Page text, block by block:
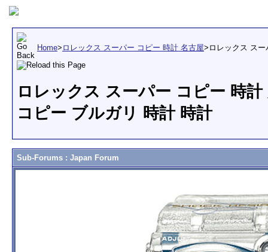
Home> ロレックス スーパー コピー 時計 名古屋> ロレックス ス
ロレックス スーパー コピー 時
コピー ブルガリ 時計 時計
Sub-Forums: Japan Forum